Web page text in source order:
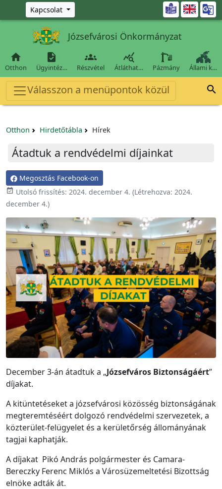
Ugrás a fő tartalomra
Kapcsolat 
Józsefvárosi Önkormányzat

Otthon

Ügyintéz…

Részvétel

Átláthat… Pázmány Állami k…
Válasszon a menüpontok közül 
Otthon Hirdetőtábla Hírek
Átadtuk a rendvédelmi díjainkat
Megosztás Facebook-on
 Utolsó frissítés: 2024. december 4. (Létrehozva: 2024.
december 4.)
December 3-án átadtuk a „Józsefváros Biztonságáért”
díjakat.
A kitüntetéseket a józsefvárosi közösség biztonságának
megteremtéséért dolgozó rendvédelmi szervezetek, a
közterület-felügyelet és a kerületőrség állományának
tagjai kaphatják.
A díjakat Pikó András polgármester és Camara-
Bereczky Ferenc Miklós a Városüzemeltetési Bizottság
elnöke adták át.